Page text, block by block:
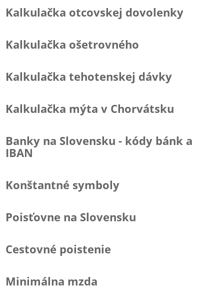
Kalkulačka otcovskej dovolenky
Kalkulačka ošetrovného
Kalkulačka tehotenskej dávky
Kalkulačka mýta v Chorvátsku
Banky na Slovensku - kódy bánk a
IBAN
Konštantné symboly
Poisťovne na Slovensku
Cestovné poistenie
Minimálna mzda